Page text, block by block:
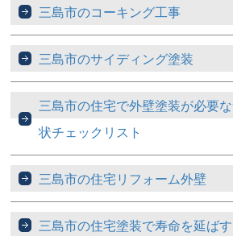
三島市のコーキング工事
三島市のサイディング塗装
三島市の住宅で外壁塗装が必要
状チェックリスト
三島市の住宅リフォーム外壁
三島市の住宅塗装で寿命を延ばす